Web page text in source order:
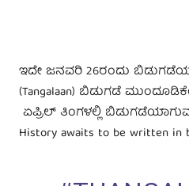
ಇದೇ ಜನವರಿ 26ರಂದು
(Tangalaan) ಬಿಡುಗಡೆ
ಏಪ್ರಿಲ್ ತಿಂಗಳಲ್ಲಿ
History awaits to be